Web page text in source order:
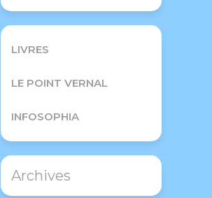
LIVRES
LE POINT VERNAL
INFOSOPHIA
Archives